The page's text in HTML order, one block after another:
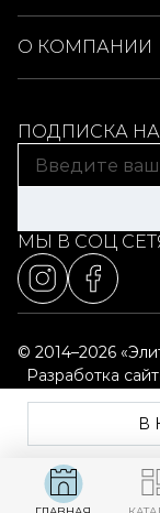
В
О КОМПАНИИ
ПОДПИСКА
МЫ В СОЦ
© 2014–2026
Разработка
Выбор настроек